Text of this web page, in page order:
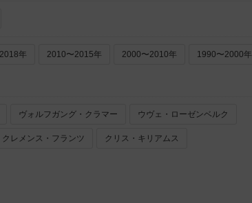
年 2010〜2015年 2000〜2010年 1990〜2000年
ヴォルフガング・クラマー ウヴェ・ローゼンベルク
クレメンス・フランツ クリス・キリアムス